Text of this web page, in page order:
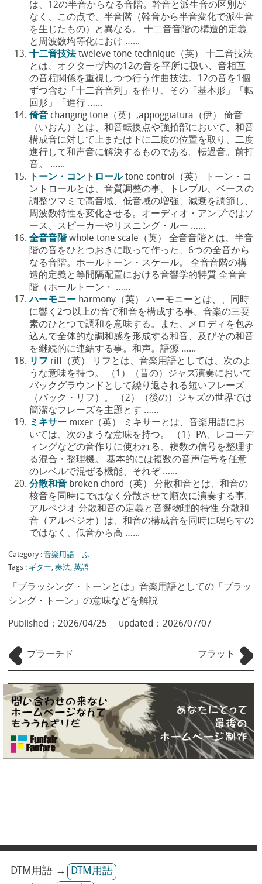
は、12の半音からなる音階。幹音と派生音の区別が
なく、この点で、半音階（幹音から半音変化で派生音
を生じたもの）と異なる。 十二音音階の構造的定義
と周波数均等化におけ …...
十二音技法 tweleve tone technique（英） 十二音技法
とは、オクターヴ内の12の音を平所に扱い、音相互
の音程関係を重視しつつ行う作曲技法。12の音を1個
ずつ含む「十二音音列」を作り、その「基本形」「転
回形」「進行 …...
倚音 changing tone（英）,appoggiatura（伊） 倚音
（いおん）とは、和音転換点や強拍部において、和音
構成音に対して上または下に二度の位置を取り、二度
進行して和声音に解決するものである。転過音。前打
音。 …...
トーン・コントロール tone control（英） トーン・コ
ントロールとは、音質調整の事。トレブル、ベースの
調整ツマミで高音域、低音域の増強、減衰を調節し、
周波数特性を変化させる。オーディオ・アンプではソ
ース、スピーカーやリスニング・ルー …...
全音音階 whole tone scale（英） 全音音階とは、半音
階の音をひとつおきに取って作った、6つの全音から
なる音階。ホールトーン・スケール。 全音音階の構
造的定義と等間隔配置における音響学的特質 全音音
階（ホールトーン・ …...
ハーモニー harmony（英） ハーモニーとは、、同時
に響く2つ以上の音で和音を構成する事。音楽の三要
素のひとつで調和を意味する。また、メロディを包み
込んで全体的な調和感を形成する和音、及びその和音
を継続的に連結する事。和声。語源 …...
リフ riff（英） リフとは、音楽用語としては、次のよ
うな意味を持つ。 （1）（昔の）ジャズ演奏において
バックグラウンドとして繰り返される短いフレーズ
（バック・リフ）。 （2）（後の）ジャズの世界では
簡潔なフレーズを主題とす …...
ミキサー mixer（英） ミキサーとは、音楽用語にお
いては、次のような意味を持つ。 （1）PA、レコーデ
ィングなどの音作りに使われる、複数の信号を整理す
る混合・整理機。 基本的には複数の音声信号を任意
のレベルで混ぜる機能、それぞ …...
分散和音 broken chord（英） 分散和音とは、和音の
核音を同時にではなく分散させて順次に演奏する事。
アルペジオ 分散和音の定義と音響物理的特性 分散和
音（アルペジオ）は、和音の構成音を同時に鳴らすの
ではなく、低音から高 …...
Category : 音楽用語 ふ
Tags : ギター, 奏法, 英語
「ブラッシング・トーンとは」音楽用語としての「ブラッ
シング・トーン」の意味などを解説
Published： 2026/04/25 updated： 2026/07/07
プラーチド フラット
DTM用語 → DTM用語